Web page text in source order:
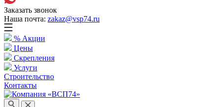
Заказать звонок
Наша почта: zakaz@vsp74.ru
% Акции
Цены
Скрепления
Услуги
Строительство
Контакты